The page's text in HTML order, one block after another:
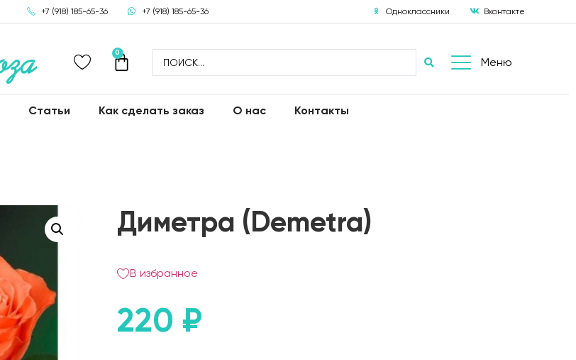
+7 (918) 185-65-36 +7 (918) 185-65-36 Одноклассники Вконтакте
0
Меню
Статьи Как сделать заказ О нас Контакты
Диметра (Demetra)
В избранное
220 ₽